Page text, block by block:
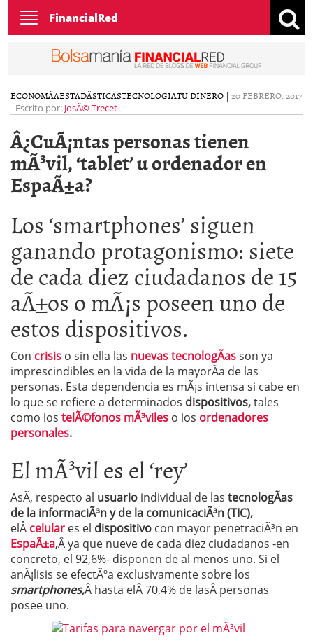
Toggle
navigation
FinancialRed
ECONOMÃ­AESTADÃ­STICASTECNOLOGIATU DINERO | 20 FEBRERO, 2017
- Escrito por: JosÃ© Trecet
Â¿CuÃ¡ntas personas tienen
mÃ³vil, ‘tablet’ u ordenador en
EspaÃ±a?
Los ‘smartphones’ siguen
ganando protagonismo: siete
de cada diez ciudadanos de 15
aÃ±os o mÃ¡s poseen uno de
estos dispositivos.
Con crisis o sin ella las nuevas tecnologÃ­asson ya
imprescindibles en la vida de la mayorÃ­a de las
personas. Esta dependencia es mÃ¡s intensa si cabe en
lo que se refiere a determinados dispositivos,tales
como los telÃ©fonos mÃ³viles o los ordenadores
personales.
El mÃ³vil es el ‘rey’
AsÃ­, respecto al usuario individual de las tecnologÃ­as
de la informaciÃ³n y de la comunicaciÃ³n (TIC),
elÂ celular es el dispositivo con mayor penetraciÃ³n en
EspaÃ±a,Â ya que nueve de cada diez ciudadanos -en
concreto, el 92,6%- disponen de al menos uno. Si el
anÃ¡lisis se efectÃºa exclusivamente sobre los
smartphones,Â hasta elÂ 70,4% de lasÂ personas
posee uno.